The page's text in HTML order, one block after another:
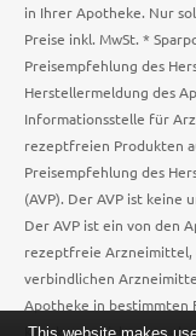
in Ihrer Apotheke. Nur
Preise inkl. MwSt. *
Preisempfehlung des
Herstellermeldung des
Informationsstelle für
rezeptfreien Produkten
Preisempfehlung des
(AVP). Der AVP ist keine
Der AVP ist ein von den
rezeptfreie Arzneimittel,
verbindlichen
Apotheke in bestimmten
Krankenversicherung